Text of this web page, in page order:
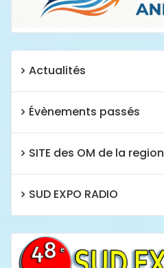
Actualités
Évènements passés
SITE des OM de la region
SUD EXPO RADIO